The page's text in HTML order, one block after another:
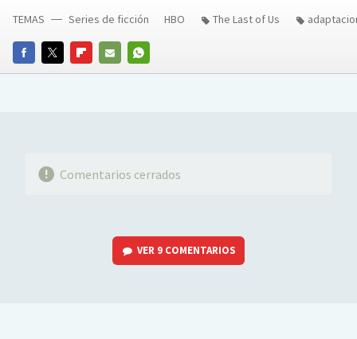
FACEBOOKTWITTERFLIPBOARD
E-
WHATSAPP
TEMAS Series de ficción HBO The Last of Us
Comentarios cerrados
VER 9 COMENTARIOS